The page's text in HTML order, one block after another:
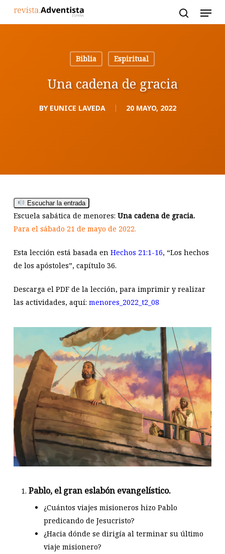
Biblia
Espiritual
Una cadena de gracia
BY EUNICE LAVEDA 20 MAYO, 2022
Escuchar la entrada
Escuela sabática de menores: Una cadena de gracia.
Para el sábado 21 de mayo de 2022.
Esta lección está basada en Hechos 21:1-16, “Los hechos
de los apóstoles”, capítulo 36.
Descarga el PDF de la lección, para imprimir y realizar
las actividades, aquí: menores_2022_t2_08
Pablo, el gran eslabón evangelístico.
¿Cuántos viajes misioneros hizo Pablo
predicando de Jesucristo?
¿Hacia dónde se dirigía al terminar su último
viaje misionero?